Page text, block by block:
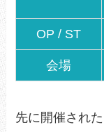
OP / ST
会場
先に開催され